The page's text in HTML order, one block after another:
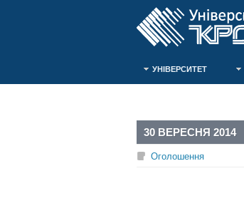
УНІВЕРСИТЕТ
30 ВЕРЕСНЯ 2014
Оголошення